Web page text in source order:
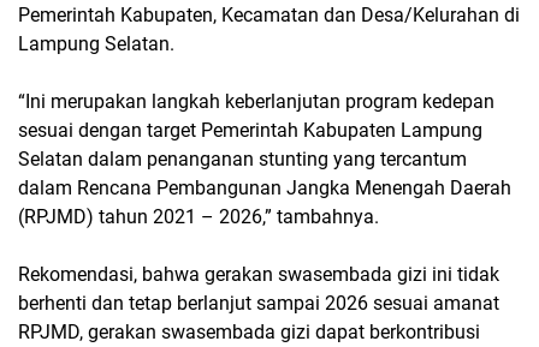
Pemerintah Kabupaten, Kecamatan dan Desa/Kelurahan di
Lampung Selatan.
“Ini merupakan langkah keberlanjutan program kedepan
sesuai dengan target Pemerintah Kabupaten Lampung
Selatan dalam penanganan stunting yang tercantum
dalam Rencana Pembangunan Jangka Menengah Daerah
(RPJMD) tahun 2021 – 2026,” tambahnya.
Rekomendasi, bahwa gerakan swasembada gizi ini tidak
berhenti dan tetap berlanjut sampai 2026 sesuai amanat
RPJMD, gerakan swasembada gizi dapat berkontribusi